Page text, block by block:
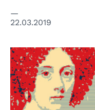
22.03.2019